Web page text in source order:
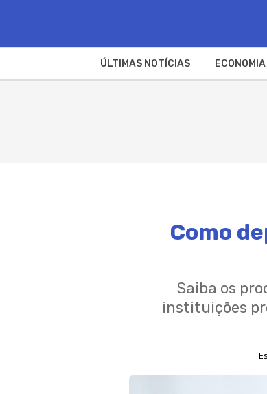
ÚLTIMAS NOTÍCIAS ECONOMIA
Como
Saiba os
instituições